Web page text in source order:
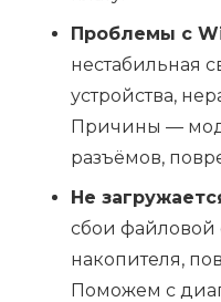
Проблемы с
нестабильная
устройства,
Причины —
разъёмов,
Не
сбои файловой
накопителя,
Поможем с